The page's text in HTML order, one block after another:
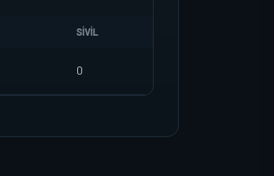
SIVIL
0